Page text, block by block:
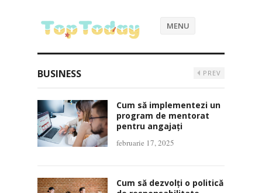
MENU
BUSINESS PREV
Cum să implementezi un
program de mentorat
pentru angajați
februarie 17, 2025
Cum să dezvolți o politică